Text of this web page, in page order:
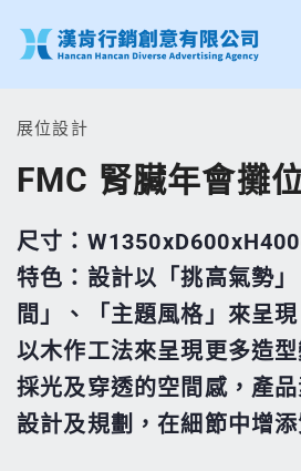
至
要
內
容
展位設計
FMC 腎臟年會攤
尺寸：
特色： 設計以「挑高氣勢
間」、「主題風格」來呈
以木作工法來呈現更多造
採光及穿透的空間感，產
設計及規劃，在細節中增添